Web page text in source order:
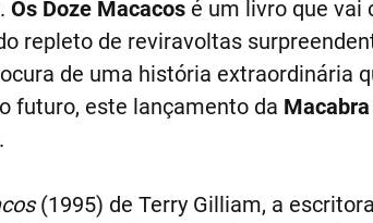
Os Doze Macacosé um livro que vai
repleto de reviravoltas
de uma história extraordinária
futuro, este lançamento da Macabra
(1995) de Terry Gilliam, a escritora